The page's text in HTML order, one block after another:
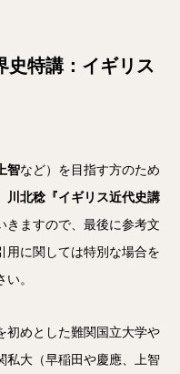
史特講：イギリス
智など）を目指す方のため
川北稔『イギリス近代史講
きますので、最後に参考文
用に関しては特別な場合を
。
初めとした難関国立大学や
私大（早稲田や慶應、上智